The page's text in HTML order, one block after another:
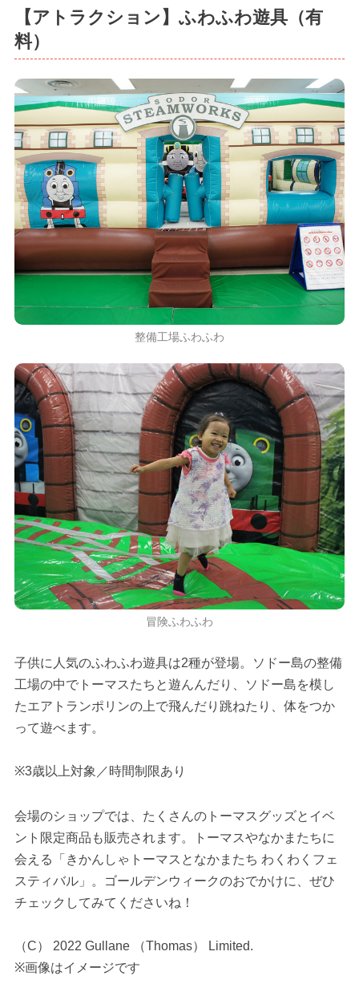
【アトラクション】ふわふわ遊具（有
料）
整備工場ふわふわ
冒険ふわふわ
子供に人気のふわふわ遊具は2種が登場。ソドー島の整備
工場の中でトーマスたちと遊んんだり、ソドー島を模し
たエアトランポリンの上で飛んだり跳ねたり、体をつか
って遊べます。
※3歳以上対象／時間制限あり
会場のショップでは、たくさんのトーマスグッズとイベ
ント限定商品も販売されます。トーマスやなかまたちに
会える「きかんしゃトーマスとなかまたち わくわくフェ
スティバル」。ゴールデンウィークのおでかけに、ぜひ
チェックしてみてくださいね！
（C） 2022 Gullane （Thomas） Limited.
※画像はイメージです